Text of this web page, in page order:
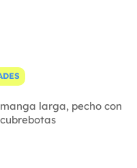
larga, pecho con